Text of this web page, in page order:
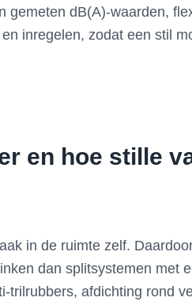
dB(A)-waarden,
inregelen, zodat een stil
en hoe stille
in de ruimte zelf.
dan splitsystemen met
afdichting rond